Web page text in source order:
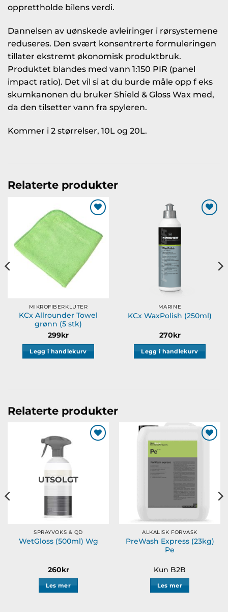
opprettholde bilens verdi.
Dannelsen av uønskede avleiringer i rørsystemene
reduseres. Den svært konsentrerte formuleringen
tillater ekstremt økonomisk produktbruk.
Produktet blandes med vann 1:150 PIR (panel
impact ratio). Det vil si at du burde måle opp f eks
skumkanonen du bruker Shield & Gloss Wax med,
da den tilsetter vann fra spyleren.
Kommer i 2 størrelser, 10L og 20L.
Relaterte produkter
Legg til
ønskeliste
MIKROFIBERKLUTER
KCx Allrounder Towel
grønn (5 stk)
299kr
Legg i handlekurv
MARINE
KCx WaxPolish (250ml)
270kr
Legg i handlekurv
Relaterte produkter
UTSOLGT
SPRAYVOKS & QD
WetGloss (500ml) Wg
260kr
Les mer
ALKALISK FORVASK
PreWash Express (23kg)
Pe
Kun B2B
Les mer